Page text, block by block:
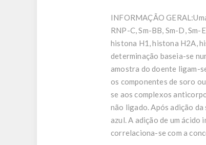
INFORMAÇÃO GERAL:
RNP-C, Sm-BB, Sm-D,
histona H1, histona H2A,
determinação baseia-se
amostra do doente ligam-
os componentes de soro
se aos complexos
não ligado. Após adição
azul. A adição de um
correlaciona-se com a